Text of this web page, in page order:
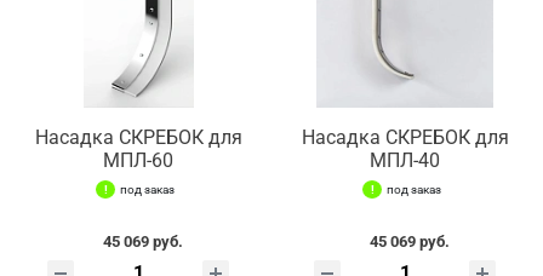
Насадка СКРЕБОК для
МПЛ-60
под заказ
45 069 руб.
Насадка СКРЕБОК для
МПЛ-40
под заказ
45 069 руб.